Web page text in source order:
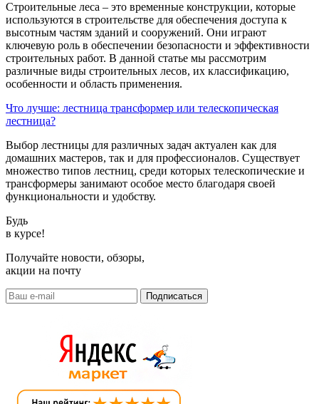
Строительные леса – это временные конструкции, которые
используются в строительстве для обеспечения доступа к
высотным частям зданий и сооружений. Они играют
ключевую роль в обеспечении безопасности и эффективности
строительных работ. В данной статье мы рассмотрим
различные виды строительных лесов, их классификацию,
особенности и область применения.
Что лучше: лестница трансформер или телескопическая
лестница?
Выбор лестницы для различных задач актуален как для
домашних мастеров, так и для профессионалов. Существует
множество типов лестниц, среди которых телескопические и
трансформеры занимают особое место благодаря своей
функциональности и удобству.
Будь
в курсе!
Получайте новости, обзоры,
акции на почту